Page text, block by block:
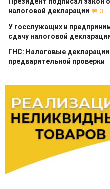
налоговой декларации
3
У госслужащих и
сдачу налоговой
ГНС: Налоговые
предварительной проверки